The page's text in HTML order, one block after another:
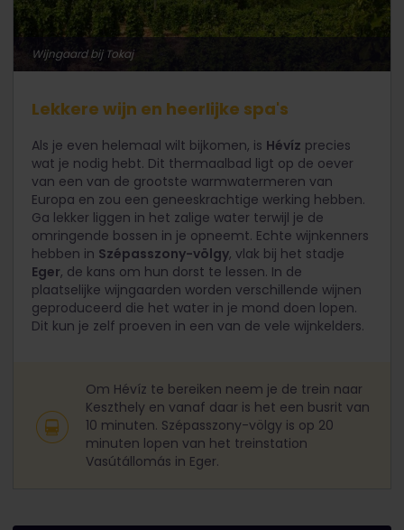
Wijngaard bij Tokaj
Lekkere wijn en heerlijke spa's
Als je even helemaal wilt bijkomen, is Hévíz precies
wat je nodig hebt. Dit thermaalbad ligt op de oever
van een van de grootste warmwatermeren van
Europa en zou een geneeskrachtige werking hebben.
Ga lekker liggen in het zalige water terwijl je de
omringende bossen in je opneemt. Echte wijnkenners
hebben in Szépasszony-völgy, vlak bij het stadje
Eger, de kans om hun dorst te lessen. In de
plaatselijke wijngaarden worden verschillende wijnen
geproduceerd die het water in je mond doen lopen.
Dit kun je zelf proeven in een van de vele wijnkelders.
Om Hévíz te bereiken neem je de trein naar
Keszthely en vanaf daar is het een busrit van
10 minuten. Szépasszony-völgy is op 20
minuten lopen van het treinstation
Vasútállomás in Eger.